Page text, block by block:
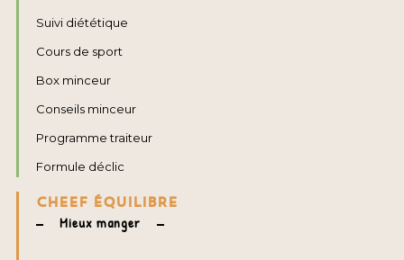
Suivi diététique
Cours de sport
Box minceur
Conseils minceur
Programme traiteur
Formule déclic
CHEEF ÉQUILIBRE
Mieux manger